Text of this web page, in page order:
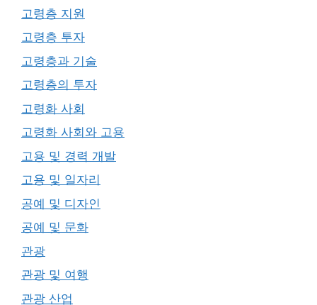
고령층 지원
고령층 투자
고령층과 기술
고령층의 투자
고령화 사회
고령화 사회와 고용
고용 및 경력 개발
고용 및 일자리
공예 및 디자인
공예 및 문화
관광
관광 및 여행
관광 산업